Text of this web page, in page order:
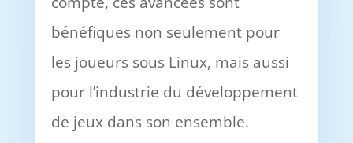
bénéfiques non seulement pour
les joueurs sous Linux, mais aussi
pour l’industrie du développement
de jeux dans son ensemble.